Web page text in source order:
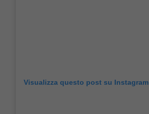
Visualizza questo post su Instagram